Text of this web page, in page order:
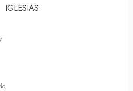
IGLESIAS